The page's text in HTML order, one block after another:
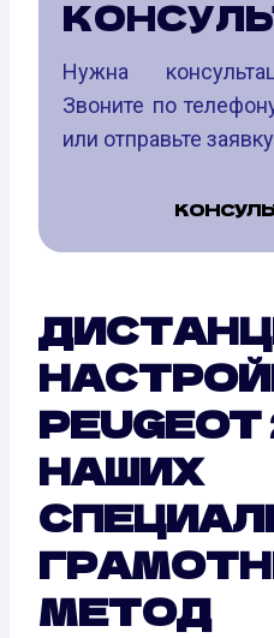
Нужна
Звоните по
или отправьте
НАШИХ
МЕТОД